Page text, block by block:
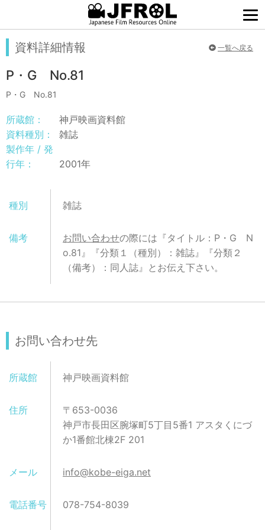
資料詳細情報 一覧へ戻る
P・G No.81
P・G No.81
所蔵館：
神戸映画資料館
資料種別：
雑誌
製作年 / 発
行年：
2001年
種別 雑誌
備考 お問い合わせの際には『タイトル：P・G N
o.81』『分類１（種別）：雑誌』『分類２
（備考）：同人誌』とお伝え下さい。
お問い合わせ先
所蔵館 神戸映画資料館
住所
〒653-0036
神戸市長田区腕塚町5丁目5番1 アスタくにづ
か1番館北棟2F 201
メール info@kobe-eiga.net
電話番号 078-754-8039